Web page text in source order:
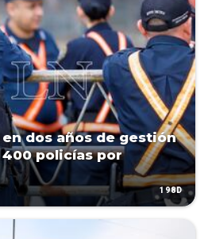
dos años de gestión
policías por
198D